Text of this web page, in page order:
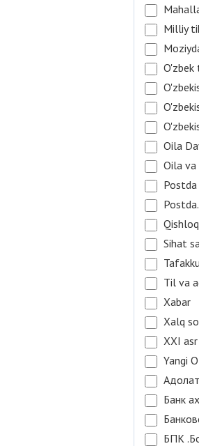
Milliy
O'zbek
Oila
Oila
Postda
Sihat
Til va
Xabar
Xalq
XXI asr
Yangi
Адолат
Банк
БПК